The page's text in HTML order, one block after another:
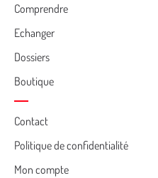
Comprendre
Echanger
Dossiers
Boutique
Cemea
footer
Contact
Politique de confidentialité
Mon compte